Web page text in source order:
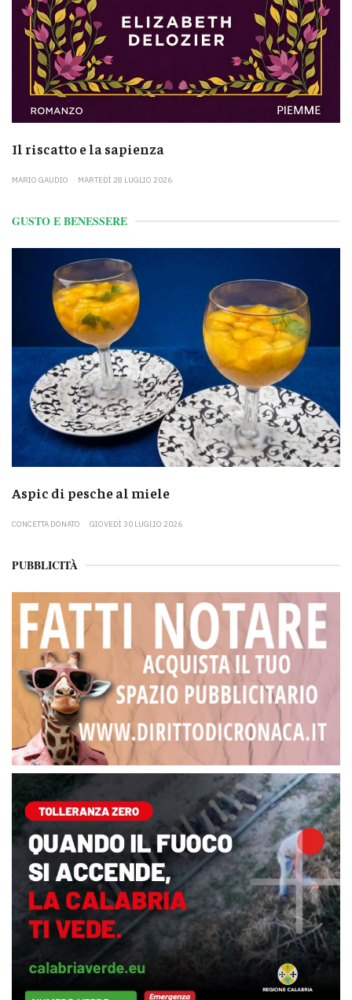
Il riscatto e la sapienza
MARIO GAUDIO MARTEDÌ 28 LUGLIO 2026
GUSTO E BENESSERE
Aspic di pesche al miele
CONCETTA DONATO GIOVEDÌ 30 LUGLIO 2026
PUBBLICITÀ